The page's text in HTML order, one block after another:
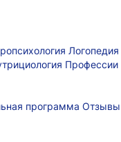
Логопедия
Профессии
программа Отзывы